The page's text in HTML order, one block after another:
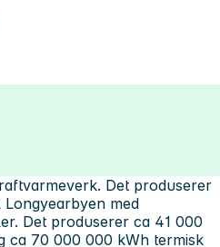
Det produserer
med
Det produserer ca 41 000
ca 70 000 000 kWh termisk